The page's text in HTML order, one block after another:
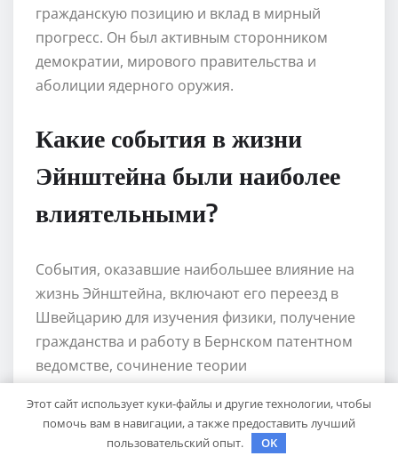
гражданскую позицию и вклад в мирный
прогресс. Он был активным сторонником
демократии, мирового правительства и
аболиции ядерного оружия.
Какие события в жизни
Эйнштейна были наиболее
влиятельными?
События, оказавшие наибольшее влияние на
жизнь Эйнштейна, включают его переезд в
Швейцарию для изучения физики, получение
гражданства и работу в Бернском патентном
ведомстве, сочинение теории
относительности, эмиграцию из Германии в
связи с нацистским режимом, и
присоединение к Принстонскому институту
Этот сайт использует куки-файлы и другие технологии, чтобы
помочь вам в навигации, а также предоставить лучший
пользовательский опыт.
OK